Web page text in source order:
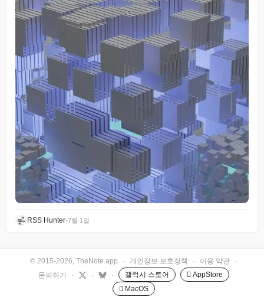
RSS Hunter•7월 1일
© 2015-2026, TheNote.app · 개인정보 보호정책 · 이용 약관
·
문의하기
· · · 갤럭시 스토어
 AppStore
 MacOS